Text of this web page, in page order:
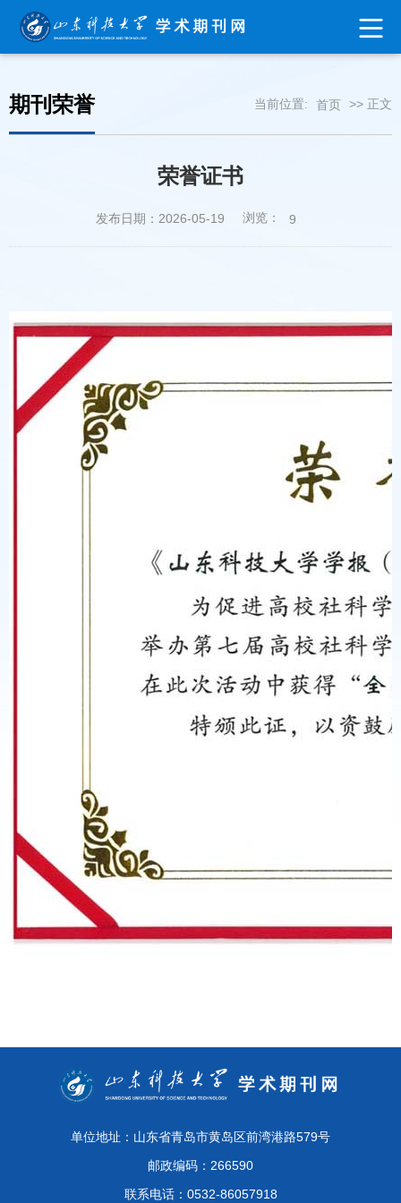
期刊荣誉 当前位置: 首页 >> 正文
荣誉证书
发布日期：2026-05-19 浏览： 9
单位地址：山东省青岛市黄岛区前湾港路579号
邮政编码：266590
联系电话：0532-86057918